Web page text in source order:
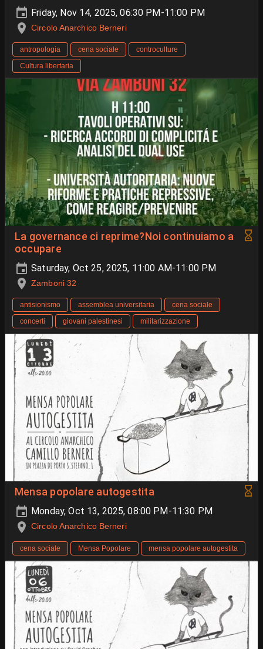
Friday, Nov 14, 2025, 06:30 PM-11:00 PM
Circolo Anarchico Berneri
antropologia cena sociale
controculture
Cultura libertaria
La governance ci reprime?Noi continuiamo a
occupare
Saturday, Oct 25, 2025, 11:00 AM-11:00 PM
Zamboni 32
antisionismo assemblea universitaria
cena sociale
concerti
giovani palestinesi militarizzazione
Mensa popolare autogestita
Monday, Oct 13, 2025, 08:00 PM-11:30 PM
Circolo Anarchico Berneri
cena sociale Mensa Popolare mensa popolare autogestita